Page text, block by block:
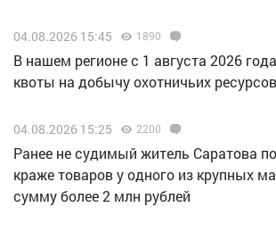
04.08.2026 15:45 1890
В нашем регионе с 1 августа 2026
квоты на добычу охотничьих ресурсов
04.08.2026 15:25 2200
Ранее не судимый житель Саратова
краже товаров у одного из крупных
сумму более 2 млн рублей